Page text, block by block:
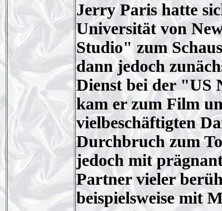
Jerry Paris hatte
Universität von
Studio" zum
dann jedoch
Dienst bei der "US
kam er zum Film
vielbeschäftigten
Durchbruch zum
jedoch mit
Partner vieler
beispielsweise mit